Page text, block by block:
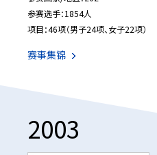
参赛选手：1854人
项目：46项（男子24项、女子22项）
赛事集锦
2003